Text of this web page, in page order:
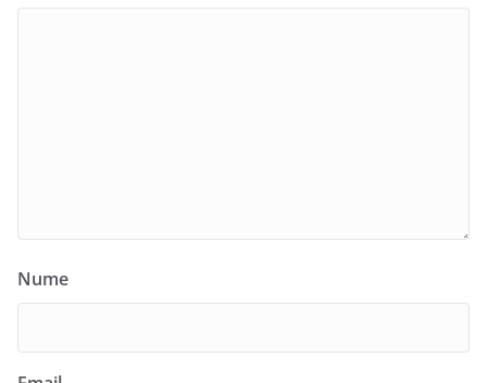
Nume